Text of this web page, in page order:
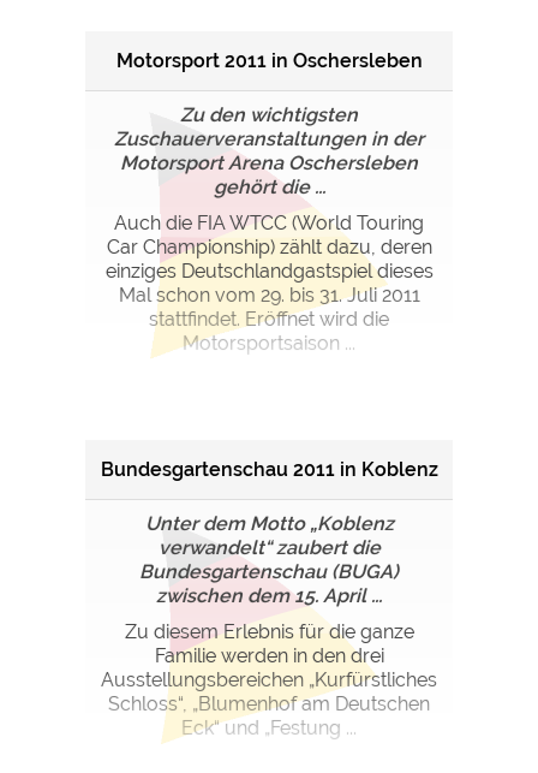
Motorsport 2011 in Oschersleben
Zu den wichtigsten
Zuschauerveranstaltungen in der
Motorsport Arena Oschersleben
gehört die ...
Auch die FIA WTCC (World Touring
Car Championship) zählt dazu, deren
einziges Deutschlandgastspiel dieses
Mal schon vom 29. bis 31. Juli 2011
stattfindet. Eröffnet wird die
Motorsportsaison ...
Bundesgartenschau 2011 in Koblenz
Unter dem Motto „Koblenz
verwandelt“ zaubert die
Bundesgartenschau (BUGA)
zwischen dem 15. April ...
Zu diesem Erlebnis für die ganze
Familie werden in den drei
Ausstellungsbereichen „Kurfürstliches
Schloss“, „Blumenhof am Deutschen
Eck“ und „Festung ...